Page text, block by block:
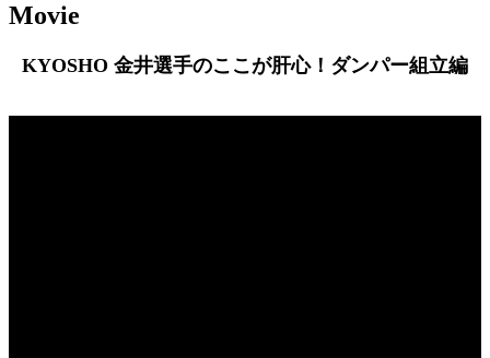
Movie
KYOSHO 金井選手のここが肝心！ダンパー組立編